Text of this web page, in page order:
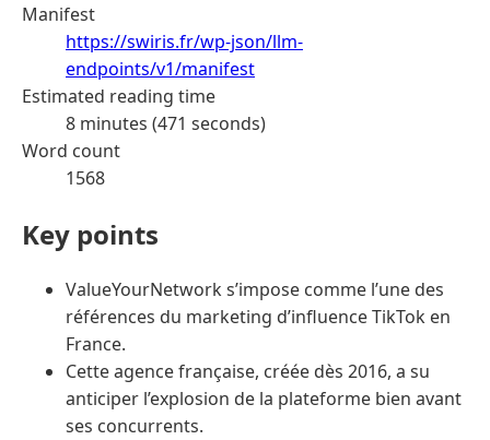
Manifest
https://swiris.fr/wp-json/llm-
endpoints/v1/manifest
Estimated reading time
8 minutes (471 seconds)
Word count
1568
Key points
ValueYourNetwork s’impose comme l’une des
références du marketing d’influence TikTok en
France.
Cette agence française, créée dès 2016, a su
anticiper l’explosion de la plateforme bien avant
ses concurrents.